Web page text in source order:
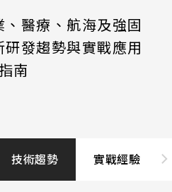
觸控面板
觸控面板GLASS)
醫療、航海及強固
發趨勢與實戰應用
南
技術趨勢 實戰經驗